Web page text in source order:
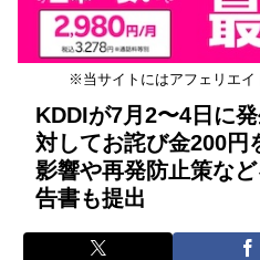
※当サイトにはアフェリエイ
KDDIが7月2〜4日に
対してお詫び金200円
影響や再発防止策な
告書も提出